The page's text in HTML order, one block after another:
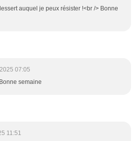
auquel je peux résister !<br /> Bonne
07:05
semaine
11:51